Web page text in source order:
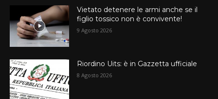
Vietato detenere le armi anche se il
figlio tossico non è convivente!
9 Agosto 2026
Riordino Uits: è in Gazzetta ufficiale
8 Agosto 2026